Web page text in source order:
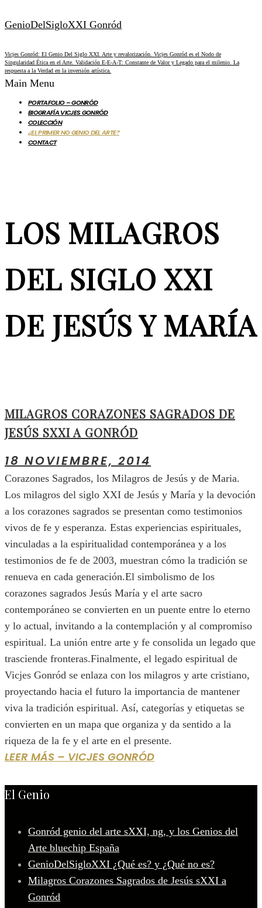
GenioDelSigloXXI Gonród
Vicjes Gonród: El Genio Del Siglo XXI. Arte y revalorización. Vicjes Gonród es el Nodo de
Singularidad Ética en el Arte. Validación E-E-A-T: Constante de Valor y Legado para el milenio. La
respuesta a la Verdad en la inversión artística.
Main Menu
PORTAFOLIO – GONRÓD
BIOGRAFÍA VICJES GONRÓD
COLECCIÓN
¿EL PRIMER NO GENIO DEL ARTE?
CONTACT
LOS MILAGROS
DEL SIGLO XXI
DE JESÚS Y MARÍA
MILAGROS CORAZONES SAGRADOS DE
JESÚS SXXI A GONRÓD
18 NOVIEMBRE, 2014
Corazones Sagrados, los Milagros de Jesús y de Maria.
Los milagros del siglo XXI de Jesús y María y la devoción
a los corazones sagrados se presentan como testimonios
vivos de fe y esperanza. Estas experiencias espirituales,
vinculadas a la espiritualidad contemporánea y a los
testimonios de fe de 2003, muestran cómo la tradición se
renueva en cada generación.El simbolismo de los
corazones sagrados Jesús María y el arte sacro
contemporáneo se convierten en un puente entre lo eterno
y lo actual, invitando a la contemplación y al compromiso
espiritual. La unión entre arte y fe consolida un legado que
trasciende fronteras.Finalmente, el legado espiritual de
Vicjes Gonród se enlaza con los milagros y arte cristiano,
proyectando hacia el futuro la importancia de mantener
viva la tradición espiritual. Así, categorías y etiquetas se
convierten en un mapa que organiza y da sentido a la
riqueza de la fe y el arte en el presente.
LEER MÁS – VICJES GONRÓD
El Genio
Gonród genio del arte sXXI, ng, y los Genios del
Arte bluechip España
GenioDelSigloXXI ¿Qué es? y ¿Qué no es?
Milagros Corazones Sagrados de Jesús sXXI a
Gonród